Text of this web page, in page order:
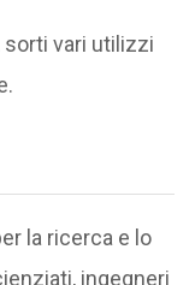
sorti vari utilizzi
la ricerca e lo
ingegneri